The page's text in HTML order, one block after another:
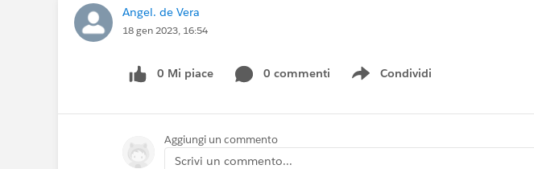
Angel. de Vera
18 gen 2023, 16:54
0 Mi piace 0 commenti Condividi
Show menu
Aggiungi un commento
Scrivi un commento...